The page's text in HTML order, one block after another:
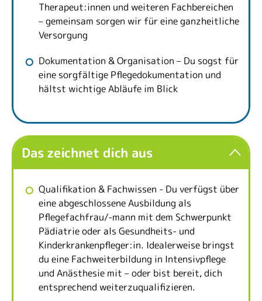
Therapeut:innen und weiteren Fachbereichen
– gemeinsam sorgen wir für eine ganzheitliche
Versorgung
Dokumentation & Organisation – Du sogst für
eine sorgfältige Pflegedokumentation und
hältst wichtige Abläufe im Blick
Das zeichnet dich aus
Qualifikation & Fachwissen - Du verfügst über
eine abgeschlossene Ausbildung als
Pflegefachfrau/-mann mit dem Schwerpunkt
Pädiatrie oder als Gesundheits- und
Kinderkrankenpfleger:in. Idealerweise bringst
du eine Fachweiterbildung in Intensivpflege
und Anästhesie mit – oder bist bereit, dich
entsprechend weiterzuqualifizieren.